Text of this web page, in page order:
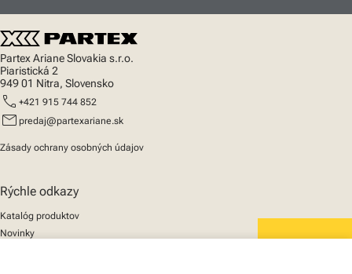
Partex Ariane Slovakia s.r.o.
Piaristická 2
949 01 Nitra, Slovensko
call +421 915 744 852
mail predaj@partexariane.sk
Zásady ochrany osobných údajov
Rýchle odkazy
Katalóg produktov
Novinky